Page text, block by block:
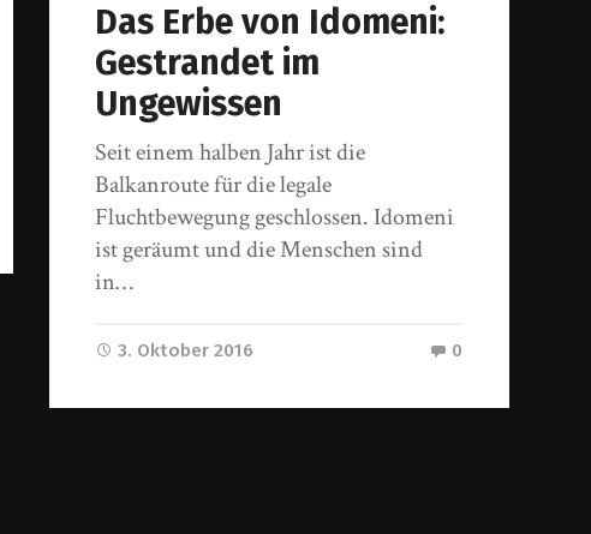
Das Erbe von Idomeni:
Gestrandet im
Ungewissen
Seit einem halben Jahr ist die
Balkanroute für die legale
Fluchtbewegung geschlossen. Idomeni
ist geräumt und die Menschen sind
in…
3. Oktober 2016 0